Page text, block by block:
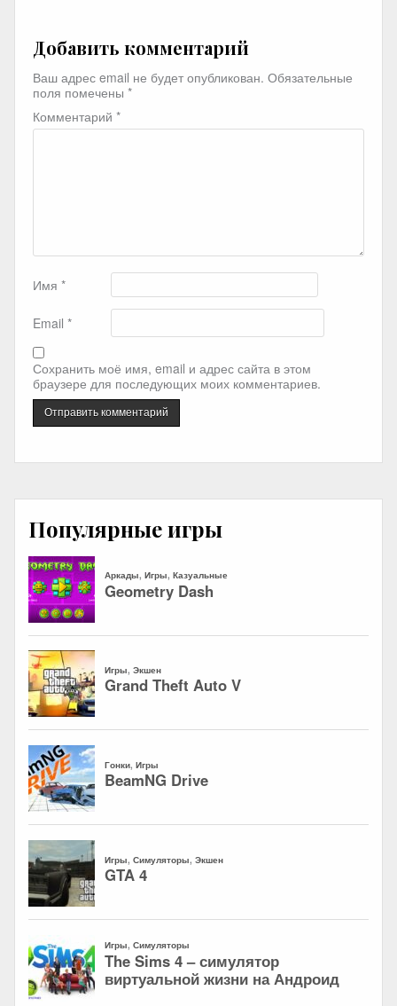
Добавить комментарий
Ваш адрес email не будет опубликован. Обязательные
поля помечены *
Комментарий *
Имя *
Email *
Сохранить моё имя, email и адрес сайта в этом
браузере для последующих моих комментариев.
Популярные игры